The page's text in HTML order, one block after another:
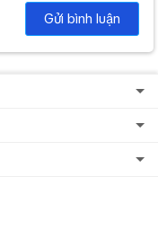
Gửi bình luận